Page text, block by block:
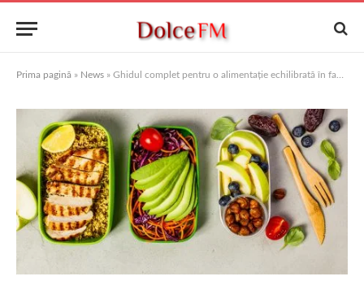
Prima pagină » News » Ghidul complet pentru o alimentație echilibrată în familie